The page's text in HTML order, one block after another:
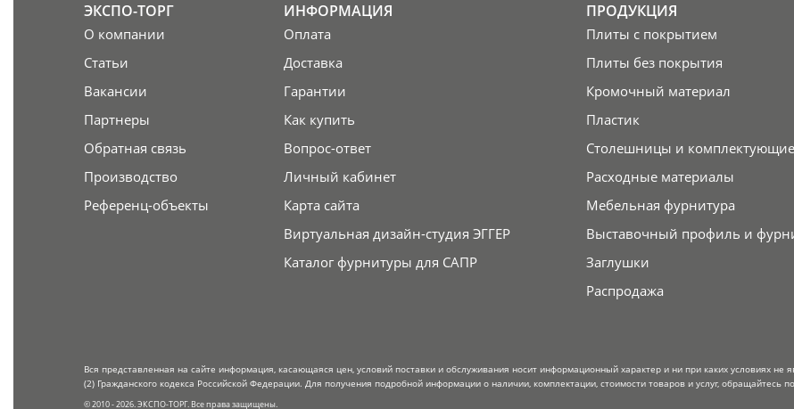
ЭКСПО-ТОРГ
О компании
Статьи
Вакансии
Партнеры
Обратная связь
Производство
Референц-объекты
ИНФОРМАЦИЯ
Оплата
Доставка
Гарантии
Как купить
Вопрос-ответ
Личный кабинет
Карта сайта
Виртуальная дизайн-студия ЭГГЕР
Каталог фурнитуры для САПР
ПРОДУКЦИЯ
Плиты с покрытием
Плиты без покрытия
Кромочный материал
Пластик
Столешницы и комплектующие
Расходные материалы
Мебельная фурнитура
Выставочный профиль и
Заглушки
Распродажа
Вся представленная на сайте информация, касающаяся цен, условий поставки и обслуживания носит информационный характер и ни при каких условиях
(2) Гражданского кодекса Российской Федерации. Для получения подробной информации о наличии, комплектации, стоимости товаров и услуг, обращайтесь
© 2010 - 2026. ЭКСПО-ТОРГ. Все права защищены.